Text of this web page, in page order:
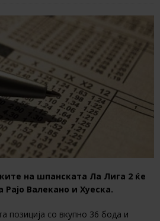
на шпанската Ла Лига 2 ќе
Валекано и Хуеска.
позиција со вкупно 36 бода и